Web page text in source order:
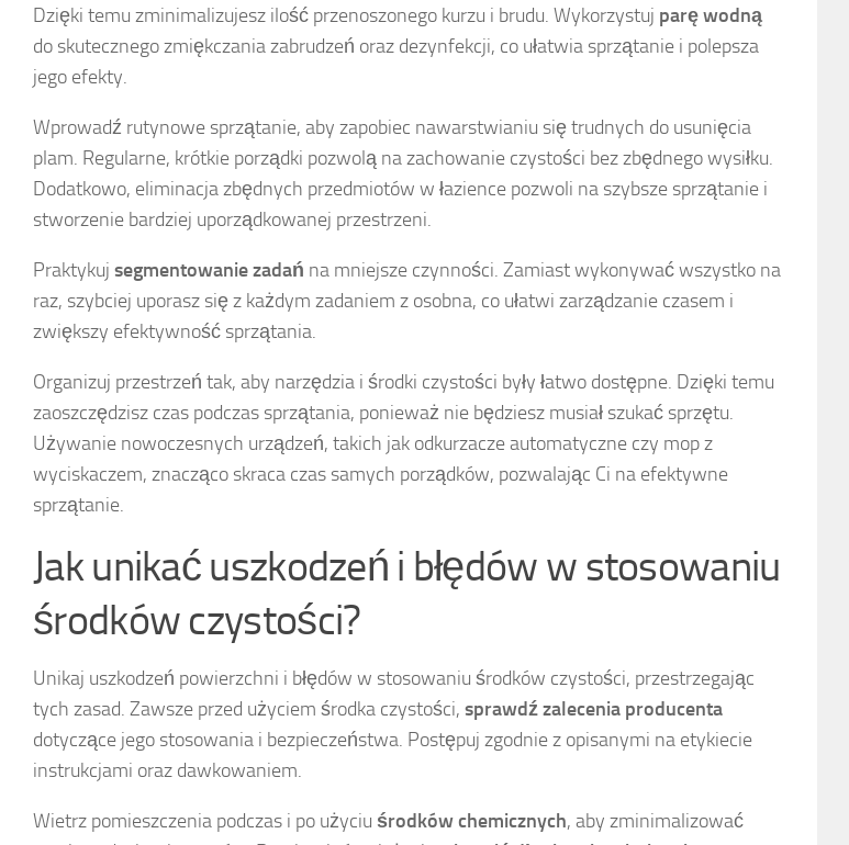
Dzięki temu zminimalizujesz ilość przenoszonego kurzu i brudu. Wykorzystuj parę wodną
do skutecznego zmiękczania zabrudzeń oraz dezynfekcji, co ułatwia sprzątanie i polepsza
jego efekty.
Wprowadź rutynowe sprzątanie, aby zapobiec nawarstwianiu się trudnych do usunięcia
plam. Regularne, krótkie porządki pozwolą na zachowanie czystości bez zbędnego wysiłku.
Dodatkowo, eliminacja zbędnych przedmiotów w łazience pozwoli na szybsze sprzątanie i
stworzenie bardziej uporządkowanej przestrzeni.
Praktykuj segmentowanie zadań na mniejsze czynności. Zamiast wykonywać wszystko na
raz, szybciej uporasz się z każdym zadaniem z osobna, co ułatwi zarządzanie czasem i
zwiększy efektywność sprzątania.
Organizuj przestrzeń tak, aby narzędzia i środki czystości były łatwo dostępne. Dzięki temu
zaoszczędzisz czas podczas sprzątania, ponieważ nie będziesz musiał szukać sprzętu.
Używanie nowoczesnych urządzeń, takich jak odkurzacze automatyczne czy mop z
wyciskaczem, znacząco skraca czas samych porządków, pozwalając Ci na efektywne
sprzątanie.
Jak unikać uszkodzeń i błędów w stosowaniu
środków czystości?
Unikaj uszkodzeń powierzchni i błędów w stosowaniu środków czystości, przestrzegając
tych zasad. Zawsze przed użyciem środka czystości, sprawdź zalecenia producenta
dotyczące jego stosowania i bezpieczeństwa. Postępuj zgodnie z opisanymi na etykiecie
instrukcjami oraz dawkowaniem.
Wietrz pomieszczenia podczas i po użyciu środków chemicznych, aby zminimalizować